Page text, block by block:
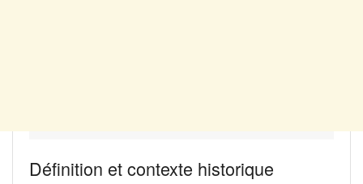
Définition et contexte historique